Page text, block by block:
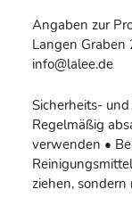
Angaben zur
Langen Graben
info@lalee.de
Sicherheits-
Regelmäßig
verwenden •
ziehen, sondern